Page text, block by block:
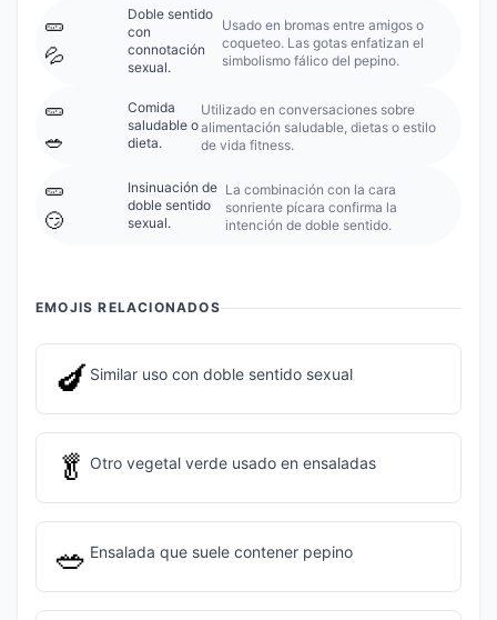
🥒
💦
Doble sentido
con
connotación
sexual.
Usado en bromas entre amigos o
coqueteo. Las gotas enfatizan el
simbolismo fálico del pepino.
🥒
🥗
Comida
saludable o
dieta.
Utilizado en conversaciones sobre
alimentación saludable, dietas o estilo
de vida fitness.
🥒
😏
Insinuación de
doble sentido
sexual.
La combinación con la cara
sonriente pícara confirma la
intención de doble sentido.
EMOJIS RELACIONADOS
🍆 Similar uso con doble sentido sexual
🥬 Otro vegetal verde usado en ensaladas
🥗 Ensalada que suele contener pepino